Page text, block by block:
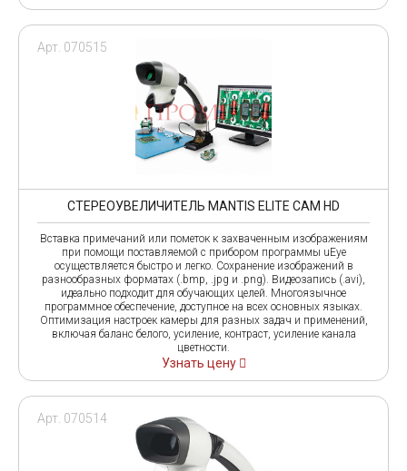
Арт. 070515
СТЕРЕОУВЕЛИЧИТЕЛЬ MANTIS ELITE CAM HD
Вставка примечаний или пометок к захваченным изображениям
при помощи поставляемой с прибором программы uEye
осуществляется быстро и легко. Сохранение изображений в
разнообразных форматах (.bmp, .jpg и .png). Видеозапись (.avi),
идеально подходит для обучающих целей. Многоязычное
программное обеспечение, доступное на всех основных языках.
Оптимизация настроек камеры для разных задач и применений,
включая баланс белого, усиление, контраст, усиление канала
цветности.
Узнать цену
Арт. 070514